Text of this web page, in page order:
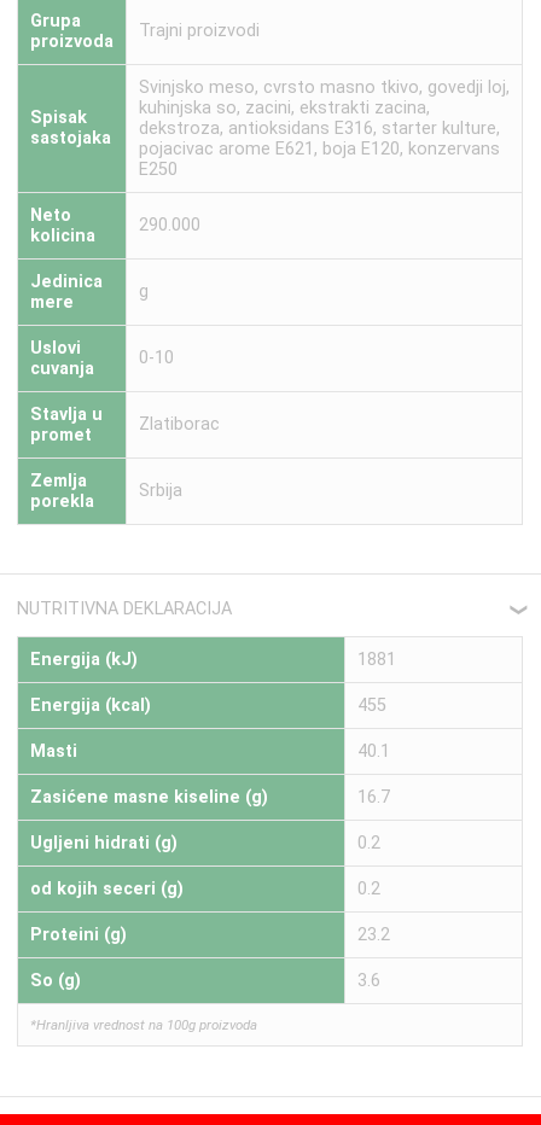
Grupa
proizvoda
Trajni proizvodi
Spisak
sastojaka
Svinjsko meso, cvrsto masno tkivo, govedji loj,
kuhinjska so, zacini, ekstrakti zacina,
dekstroza, antioksidans E316, starter kulture,
pojacivac arome E621, boja E120, konzervans
E250
Neto
kolicina
290.000
Jedinica
mere
g
Uslovi
cuvanja
0-10
Stavlja u
promet
Zlatiborac
Zemlja
porekla
Srbija
NUTRITIVNA DEKLARACIJA ❮
Energija (kJ) 1881
Energija (kcal) 455
Masti 40.1
Zasićene masne kiseline (g) 16.7
Ugljeni hidrati (g) 0.2
od kojih seceri (g) 0.2
Proteini (g) 23.2
So (g) 3.6
*Hranljiva vrednost na 100g proizvoda